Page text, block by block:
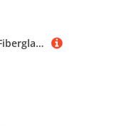
1 m feuerhemmendes Fiberglasrohr – silikonbeschichteter geflochtener Schlauch for Leitungen und Kabel, hitzebeständig bis 300 °C(Black,12mm)